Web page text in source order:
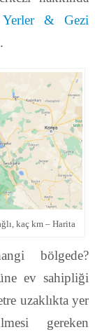
Yerler & Gezi
kaç km – Harita
bölgede?
ev sahipliği
uzaklıkta yer
gereken